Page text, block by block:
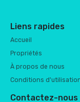
Liens rapides
Accueil
Propriétés
À propos de nous
Conditions
Contactez-nous